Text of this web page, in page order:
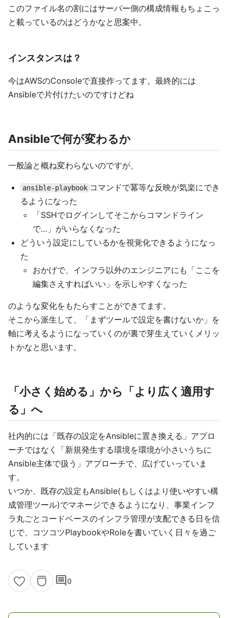
このファイル名の割にはサーバー側の構成情報もちょこっ
と載っているのはどうかなと思案中。
インスタンスは？
今はAWSのConsoleで直接作ってます。最終的には
Ansibleで片付けたいのですけどね
Ansibleで何が変わるか
一般論と概ね変わらないのですが、
ansible-playbook コマンドで冪等な反映が気楽にでき
るようになった
「SSHでログインしてそこからコマンドライン
で…」がいらなくなった
どういう設定にしているかを視覚化できるようになっ
た
おかげで、インフラ以外のエンジニアにも「ここを
編集さえすればいい」を示しやすくなった
のような変化をもたらすことができてます。
そこから派生して、「まずツールで設定を書けないか」を
軸に考えるようになっていくのが裏で芽生えていくメリッ
トかなと思います。
「小さく始める」から「より広く適用す
る」へ
社内的には「既存の設定をAnsibleに置き換える」アプロ
ーチではなく「新規発生する環境を環境が小さいうちに
Ansible主体で扱う」アプローチで、広げていっていま
す。
いつか、既存の設定もAnsible(もしくはより使いやすい構
成管理ツール)でマネージできるようになり、事業インフ
ラ丸ごとコードベースのインフラ管理が支配できる日を信
じで、コツコツPlaybookやRoleを書いていく日々を過ご
しています
comment0